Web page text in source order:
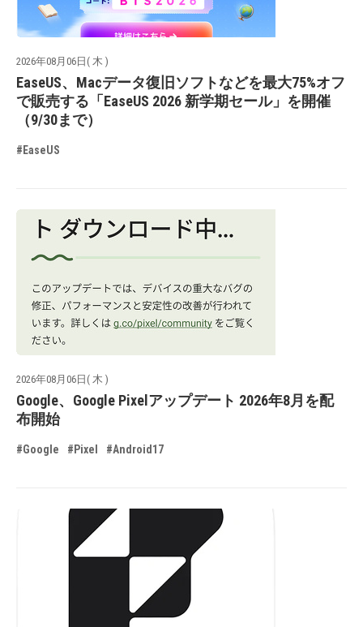
2026年08月06日( 木 )
EaseUS、Macデータ復旧ソフトなどを最大75%オフ
で販売する「EaseUS 2026 新学期セール」を開催
（9/30まで）
#EaseUS
2026年08月06日( 木 )
Google、Google Pixelアップデート 2026年8月を配
布開始
#Google #Pixel #Android17